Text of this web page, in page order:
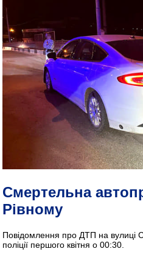
Смертельна
Рівному
Повідомлення про ДТП на вулиці
поліції першого квітня о 00:30.